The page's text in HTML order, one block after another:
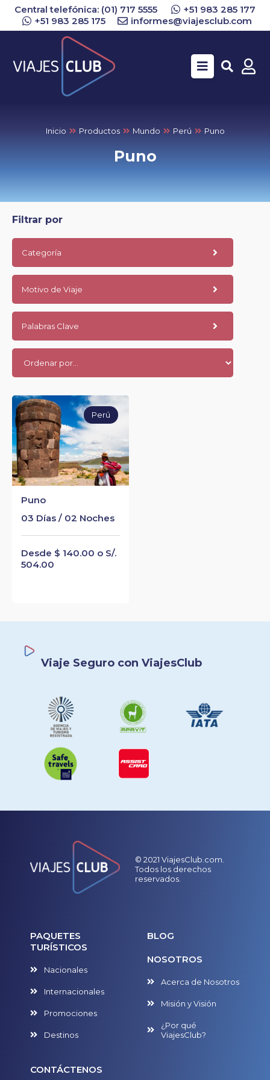
Central telefónica: (01) 717 5555
+51 983 285 177
+51 983 285 175
informes@viajesclub.com
Inicio Productos Mundo Perú Puno
Puno
Filtrar por
Categoría
Motivo de Viaje
Palabras Clave
Puno
03 Días / 02 Noches
Desde $ 140.00 o S/.
504.00
Perú
Viaje Seguro con ViajesClub
© 2021 ViajesClub.com.
Todos los derechos
reservados.
PAQUETES
TURÍSTICOS
Nacionales
Internacionales
Promociones
Destinos
BLOG
NOSOTROS
Acerca de Nosotros
Misión y Visión
¿Por qué
ViajesClub?
CONTÁCTENOS